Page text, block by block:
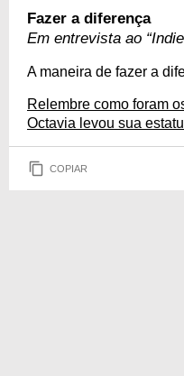
Fazer a diferença
Em entrevista ao
A maneira de fazer a
Relembre como foram
Octavia levou sua
COPIAR